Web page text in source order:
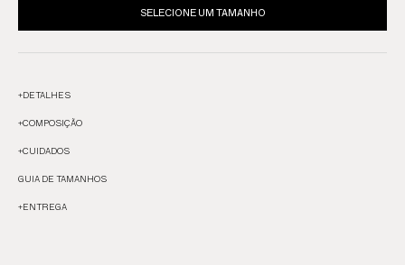
SELECIONE UM TAMANHO
+DETALHES
+COMPOSIÇÃO
+CUIDADOS
GUIA DE TAMANHOS
+ENTREGA